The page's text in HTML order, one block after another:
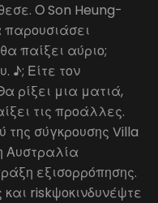
Ο Son Heung-
παρουσιάσει
παίξει αύριο;
♪; Είτε τον
ρίξει μια ματιά,
τις προάλλες.
σύγκρουσης Villa
Αυστραλία
εξισορρόπησης.
riskψοκινδυνέψτε